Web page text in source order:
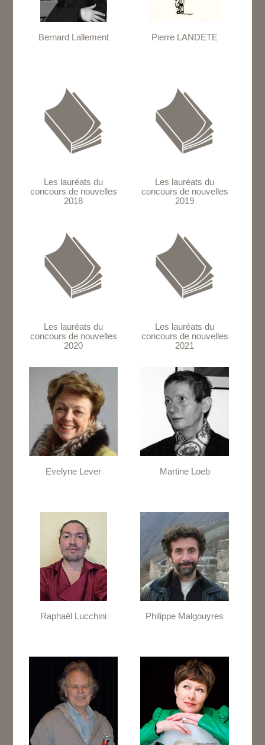
Bernard Lallement Pierre LANDETE
Les lauréats du
concours de nouvelles
2018
Les lauréats du
concours de nouvelles
2019
Les lauréats du
concours de nouvelles
2020
Les lauréats du
concours de nouvelles
2021
Evelyne Lever Martine Loeb
Raphaël Lucchini Philippe Malgouyres